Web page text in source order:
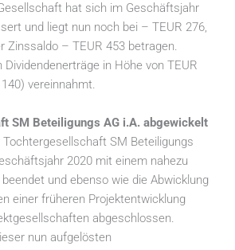
hat sich im Geschäftsjahr
und liegt nun noch bei – TEUR 276,
Zinssaldo – TEUR 453 betragen.
Dividendenerträge in Höhe von TEUR
vereinnahmt.
SM Beteiligungs AG i.A. abgewickelt
Tochtergesellschaft SM Beteiligungs
2020 mit einem nahezu
und ebenso wie die Abwicklung
einer früheren Projektentwicklung
abgeschlossen.
nun aufgelösten